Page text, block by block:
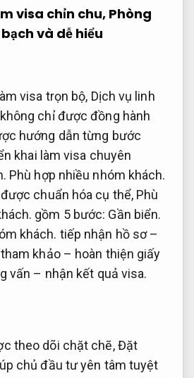
visa chỉn chu, Phòng
và dễ hiểu
visa trọn bộ, Dịch vụ linh
chỉ được đồng hành
hướng dẫn từng bước
khai làm visa chuyên
Phù hợp nhiều nhóm khách.
chuẩn hóa cụ thể, Phù
gồm 5 bước: Gần biển.
khách. tiếp nhận hồ sơ –
khảo – hoàn thiện giấy
vấn – nhận kết quả visa.
theo dõi chặt chẽ,Đặt
chủ đầu tư yên tâm tuyệt